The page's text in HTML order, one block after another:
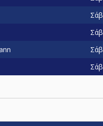
Σάβ
Σάβ
Σάβ
Σάβ